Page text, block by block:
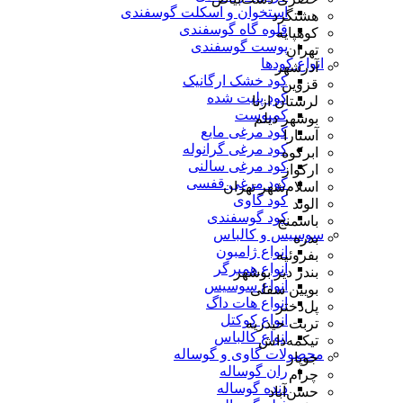
استخوان و اسکلت گوسفندی
قلوه گاه گوسفندی
پوست گوسفندی
انواع کودها
کود خشک ارگانیک
کود پلیت شده
کمپوست
کود مرغی مایع
کود مرغی گرانوله
کود مرغی سالنی
کود مرغی قفسی
کود گاوی
کود گوسفندی
سوسیس و کالباس
انواع ژامبون
انواع همبرگر
انواع سوسیس
انواع هات داگ
انواع کوکتل
انواع کالباس
محصولات گاوی و گوساله
ران گوساله
دنده گوساله
هشتگرد
کوهپایه
تهران
آذرشهر
قزوین
لرستان ازنا
بوشهر دیلم
آستارا
ابرکوه
ارکواز
اسلام‌شهر تهران
الوند
باسمنج
بدره
بفروئیه
بندر دیر بوشهر
بویین سفلی
پل‌دختر
تربت حیدریه
تیکمه‌داش
جوپار
چرام
حسن‌آباد